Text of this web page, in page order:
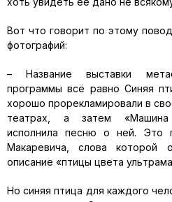
Вот что говорит по этому
фотографий:
– Название выставки
программы всё равно Синяя
хорошо прорекламировали в
театрах, а затем «Машина
исполнила песню о ней. Это
Макаревича, слова которой
описание «птицы цвета
Но синяя птица для каждого